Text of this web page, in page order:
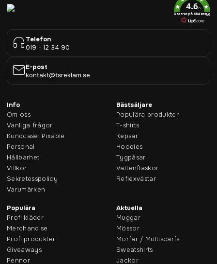
4.6/5
Baserat på 954 betyg
Telefon
019 - 12 34 90
E-post
kontakt@tsreklam.se
Info
Om oss
Vanliga frågor
Kundcase: Pixable
Personal
Hållbarhet
Villkor
Sekretesspolicy
Varumärken
Bästsäljare
Populära produkter
T-shirts
Kepsar
Hoodies
Tygpåsar
Vattenflaskor
Reflexvästar
Populära
Profilkläder
Merchandise
Profilprodukter
Giveaways
Pennor
Aktuella
Muggar
Mössor
Morfar / Multiscarfs
Sweatshirts
Jackor